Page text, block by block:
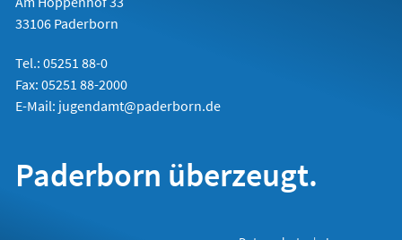
33106 Paderborn
Tel.: 05251 88-0
Fax: 05251 88-2000
E-Mail: jugendamt@paderborn.de
Paderborn überzeugt.